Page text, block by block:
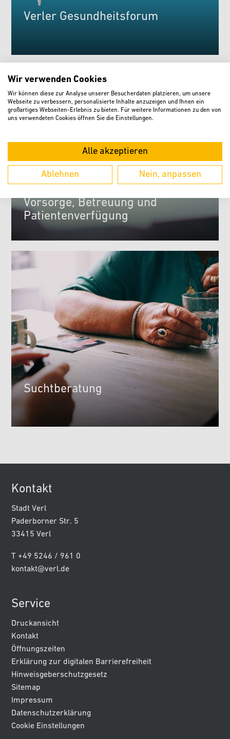
Verler Gesundheitsforum
Vorsorge, Betreuung und
Patientenverfügung
Suchtberatung
Kontakt
Stadt Verl
Paderborner Str. 5
33415 Verl
T +49 5246 / 961 0
kontakt@verl.de
Service
Druckansicht
Kontakt
Öffnungszeiten
Erklärung zur digitalen Barrierefreiheit
Hinweisgeberschutzgesetz
Sitemap
Impressum
Datenschutzerklärung
Cookie Einstellungen
Wir verwenden Cookies
Wir können diese zur Analyse unserer Besucherdaten platzieren, um unsere
Webseite zu verbessern, personalisierte Inhalte anzuzeigen und Ihnen ein
großartiges Webseiten-Erlebnis zu bieten. Für weitere Informationen zu den von
uns verwendeten Cookies öffnen Sie die Einstellungen.
Alle akzeptieren
Ablehnen Nein, anpassen